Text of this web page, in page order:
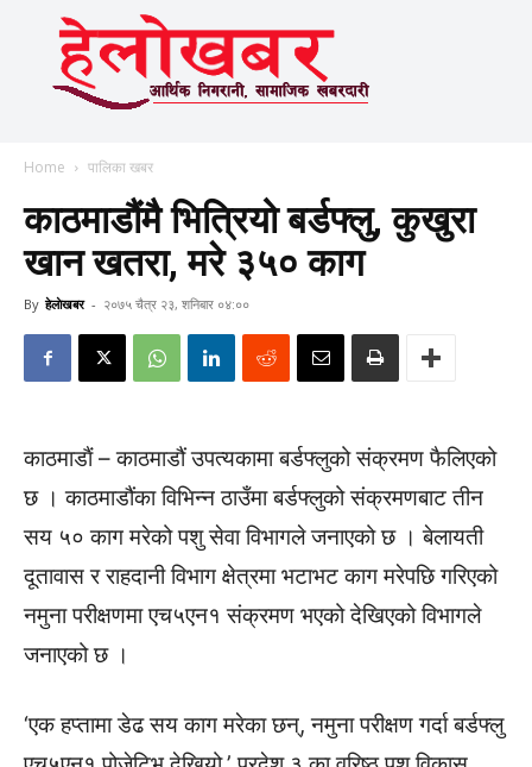
Home पालिका खबर
काठमाडौंमै भित्रियो बर्डफ्लु, कुखुरा
खान खतरा, मरे ३५० काग
By हेलाेखबर - २०७५ चैत्र २३, शनिबार ०४:००
काठमाडाैं – काठमाडौं उपत्यकामा बर्डफ्लुको संक्रमण फैलिएको
छ । काठमाडौंका विभिन्न ठाउँमा बर्डफ्लुको संक्रमणबाट तीन
सय ५० काग मरेको पशु सेवा विभागले जनाएको छ । बेलायती
दूतावास र राहदानी विभाग क्षेत्रमा भटाभट काग मरेपछि गरिएको
नमुना परीक्षणमा एच५एन१ संक्रमण भएको देखिएको विभागले
जनाएको छ ।
‘एक हप्तामा डेढ सय काग मरेका छन्, नमुना परीक्षण गर्दा बर्डफ्लु